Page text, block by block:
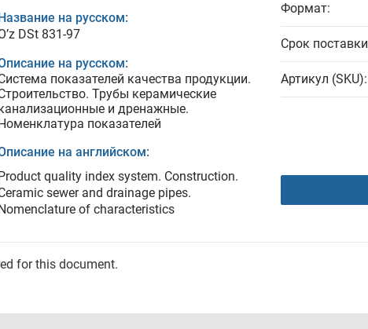
на русском:
DSt 831-97
на русском:
показателей качества продукции.
Трубы керамические
и дренажные.
показателей
на английском:
quality index system. Construction.
sewer and drainage pipes.
of characteristics
Формат:
Срок
Артикул (SKU):
for this document.